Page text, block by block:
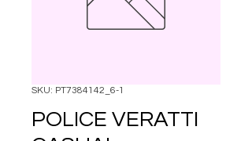
SKU: PT7384142_6-1
POLICE VERATTI